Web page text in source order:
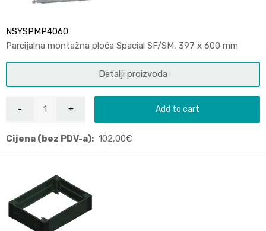
NSYSPMP4060
Parcijalna montažna ploča Spacial SF/SM, 397 x 600 mm
Detalji proizvoda
Add to cart
Cijena (bez PDV-a): 102,00€